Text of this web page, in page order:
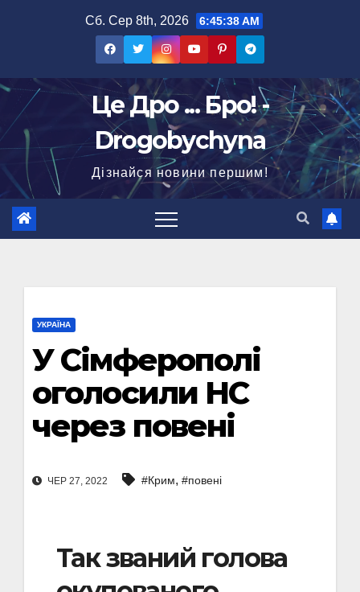
Сб. Сер 8th, 2026 6:45:39 AM
Це Дро ... Бро! -
Drogobychyna
Дізнайся новини першим!
УКРАЇНА
У Сімферополі
оголосили НС
через повені
ЧЕР 27, 2022 #Крим, #повені
Так званий голова